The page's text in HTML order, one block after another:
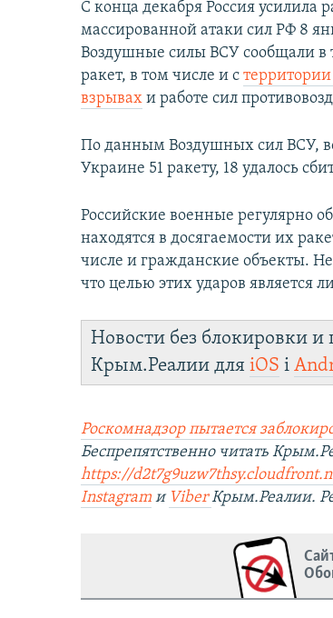
С конца декабря Россия усилила
массированной атаки сил РФ 8
Воздушные силы ВСУ сообщали в
ракет, в том числе и с
взрывах и работе сил
По данным Воздушных сил ВСУ,
Украине 51 ракету, 18 удалось
Российские военные регулярно
находятся в досягаемости их
числе и гражданские объекты.
что целью этих ударов является
Новости без блокировки
Крым.Реалии дляiOS і
Роскомнадзор пытается
Беспрепятственно читать
https://
Instagram и ViberКрым.Реалии.